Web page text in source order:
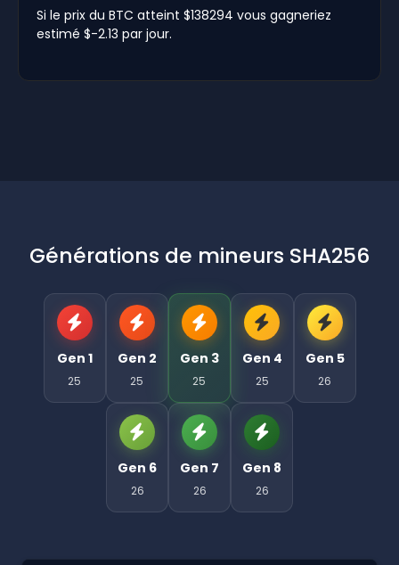
Si le prix du BTC atteint $138294 vous gagneriez
estimé $-2.13 par jour.
Générations de mineurs SHA256
Gen 1
25
Gen 2
25
Gen 3
25
Gen 4
25
Gen 5
26
Gen 6
26
Gen 7
26
Gen 8
26